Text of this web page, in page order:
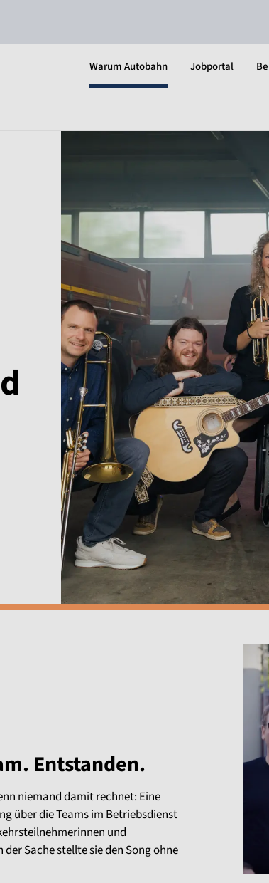
Warum Autobahn Jobportal
Entstanden.
niemand damit rechnet: Eine
über die Teams im Betriebsdienst
und
Sache stellte sie den Song ohne